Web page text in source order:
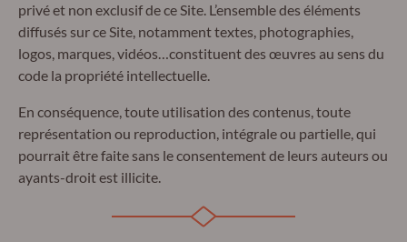
privé et non exclusif de ce Site. L’ensemble des éléments
diffusés sur ce Site, notamment textes, photographies,
logos, marques, vidéos…constituent des œuvres au sens du
code la propriété intellectuelle.
En conséquence, toute utilisation des contenus, toute
représentation ou reproduction, intégrale ou partielle, qui
pourrait être faite sans le consentement de leurs auteurs ou
ayants-droit est illicite.